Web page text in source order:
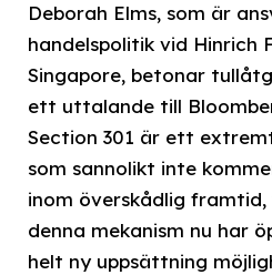
Deborah Elms, som är
handelspolitik vid Hinrich
Singapore, betonar
ett uttalande till
Section 301 är ett
som sannolikt inte
inom överskådlig
denna mekanism nu har
helt ny uppsättning